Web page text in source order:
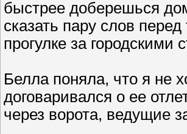
быстрее доберешься
сказать пару слов
прогулке за городскими
Белла поняла, что я не
договаривался о ее
через ворота, ведущие